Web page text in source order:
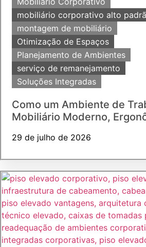
mobiliário corporativo alto
montagem de mobiliário
Otimização de Espaços
Planejamento de Ambientes
serviço de remanejamento
Soluções Integradas
Como um Ambiente de
Mobiliário Moderno,
29 de julho de 2026